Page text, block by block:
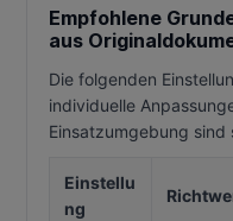
Empfohlene
aus
Die folgenden
individuelle
Einsatzumgebung sind
Einstellu
ng